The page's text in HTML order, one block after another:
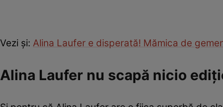
Vezi și: Alina Laufer e disperată! Mămica de
Alina Laufer nu scapă nicio